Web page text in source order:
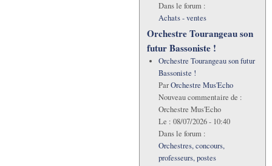
Dans le forum :
Achats - ventes
Orchestre Tourangeau son
futur Bassoniste !
Orchestre Tourangeau son futur
Bassoniste !
ParOrchestre Mus'Echo
Nouveau commentaire de :
Orchestre Mus'Echo
Le : 08/07/2026 - 10:40
Dans le forum :
Orchestres, concours,
professeurs, postes